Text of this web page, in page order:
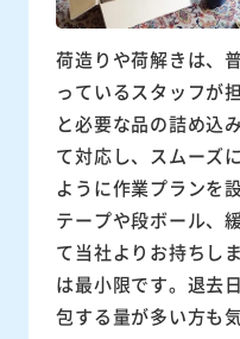
荷造りや荷解きは、
っているスタッフが
と必要な品の詰め込
て対応し、スムーズ
ように作業プランを
テープや段ボール、
て当社よりお持ちし
は最小限です。退去
包する量が多い方も